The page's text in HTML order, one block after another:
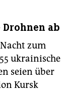
ab
zum
ukrainische
seien über
Kursk